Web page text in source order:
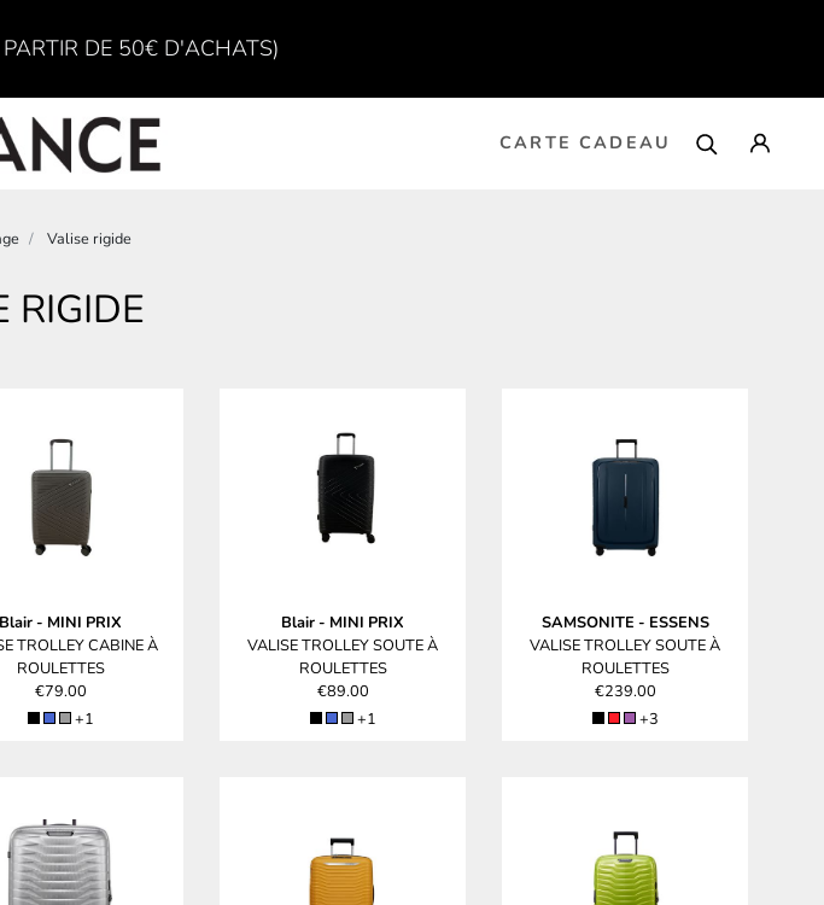
DE 50€ D'ACHATS)
CARTE CADEAU
Valise rigide
RIGIDE
Blair- MINI PRIX
TROLLEY CABINE À
ROULETTES
€79.00
+1
Blair- MINI PRIX
VALISE TROLLEY SOUTE À
ROULETTES
€89.00
+1
SAMSONITE - ESSENS
VALISE TROLLEY SOUTE À
ROULETTES
€239.00
+3